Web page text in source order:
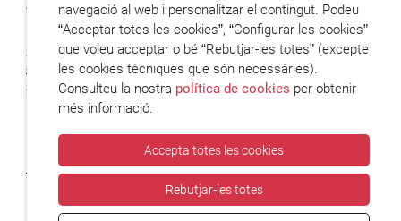
48 posts
Xavier Codony
2 posts
navegació al web i personalitzar el contingut. Podeu
“Acceptar totes les cookies”, “Configurar les cookies”
que voleu acceptar o bé “Rebutjar-les totes” (excepte
les cookies tècniques que són necessàries).
Consulteu la nostra política de cookies per obtenir
més informació.
Accepta totes les cookies
Rebutjar-les totes